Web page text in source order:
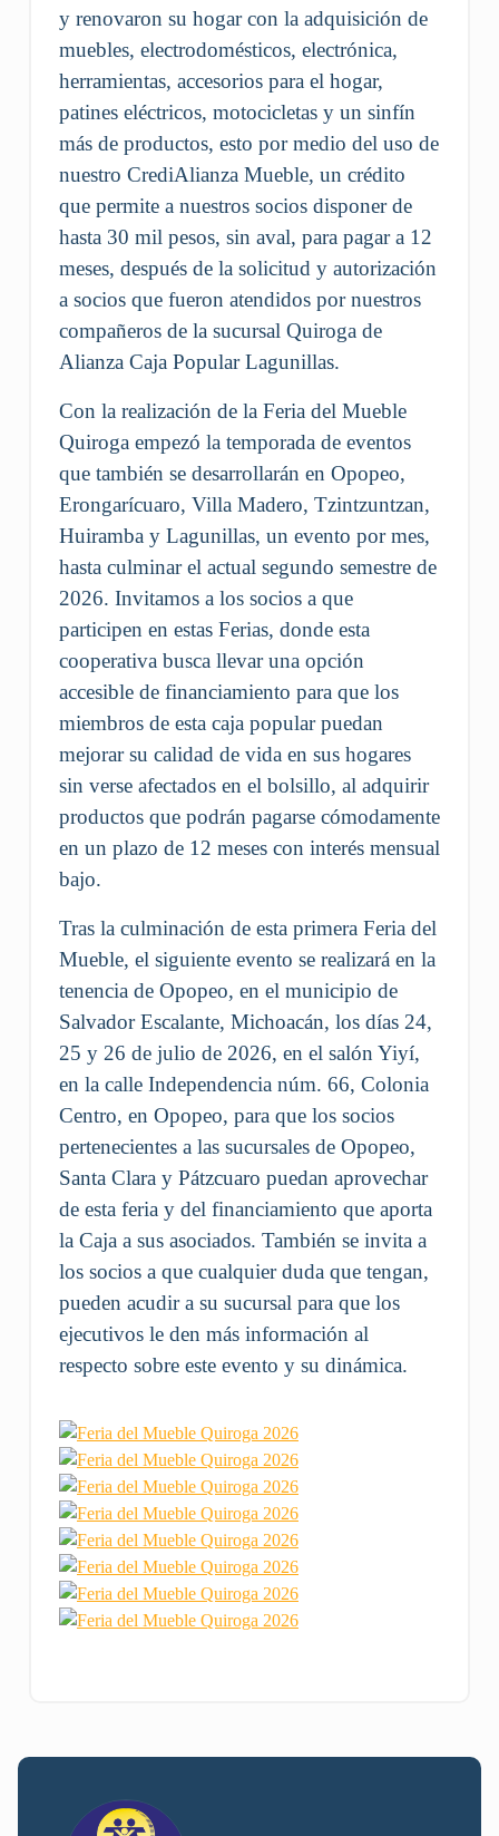
y renovaron su hogar con la adquisición de
muebles, electrodomésticos, electrónica,
herramientas, accesorios para el hogar,
patines eléctricos, motocicletas y un sinfín
más de productos, esto por medio del uso de
nuestro CrediAlianza Mueble, un crédito
que permite a nuestros socios disponer de
hasta 30 mil pesos, sin aval, para pagar a 12
meses, después de la solicitud y autorización
a socios que fueron atendidos por nuestros
compañeros de la sucursal Quiroga de
Alianza Caja Popular Lagunillas.
Con la realización de la Feria del Mueble
Quiroga empezó la temporada de eventos
que también se desarrollarán en Opopeo,
Erongarícuaro, Villa Madero, Tzintzuntzan,
Huiramba y Lagunillas, un evento por mes,
hasta culminar el actual segundo semestre de
2026. Invitamos a los socios a que
participen en estas Ferias, donde esta
cooperativa busca llevar una opción
accesible de financiamiento para que los
miembros de esta caja popular puedan
mejorar su calidad de vida en sus hogares
sin verse afectados en el bolsillo, al adquirir
productos que podrán pagarse cómodamente
en un plazo de 12 meses con interés mensual
bajo.
Tras la culminación de esta primera Feria del
Mueble, el siguiente evento se realizará en la
tenencia de Opopeo, en el municipio de
Salvador Escalante, Michoacán, los días 24,
25 y 26 de julio de 2026, en el salón Yiyí,
en la calle Independencia núm. 66, Colonia
Centro, en Opopeo, para que los socios
pertenecientes a las sucursales de Opopeo,
Santa Clara y Pátzcuaro puedan aprovechar
de esta feria y del financiamiento que aporta
la Caja a sus asociados. También se invita a
los socios a que cualquier duda que tengan,
pueden acudir a su sucursal para que los
ejecutivos le den más información al
respecto sobre este evento y su dinámica.